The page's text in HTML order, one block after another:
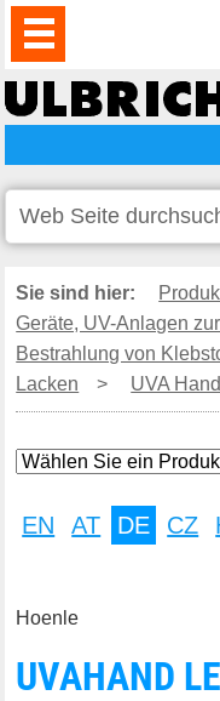
PRODUKTE
AKTUELLES
DOWNLOAD
VIDEO
PARTNER
UNTERNEHMEN
KONTAKTE
Sie sind hier:
Geräte, UV-Anlagen
Bestrahlung von
Lacken
> UVA Hand
EN AT DE CZ
Hoenle
UVAHAND